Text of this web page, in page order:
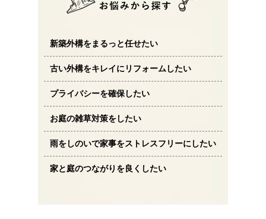
新築外構をまるっと任せたい
古い外構をキレイにリフォームしたい
プライバシーを確保したい
お庭の雑草対策をしたい
雨をしのいで家事をストレスフリーにしたい
家と庭のつながりを良くしたい